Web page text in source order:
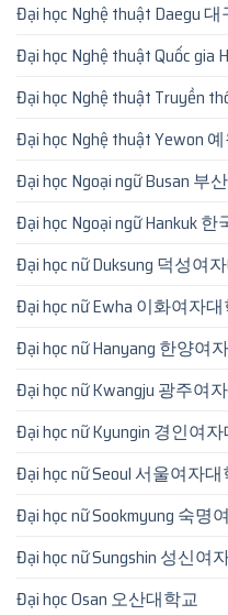
Đại học Nghệ thuật Daegu
Đại học Nghệ thuật Quốc
Đại học Nghệ thuật Truyền
Đại học Nghệ thuật Yewon
Đại học Ngoại ngữ Busan 부
Đại học Ngoại ngữ Hankuk
Đại học nữ Duksung 덕성여
Đại học nữ Ewha 이화여자
Đại học nữ Hanyang 한양여
Đại học nữ Kwangju 광주여
Đại học nữ Kyungin 경인여
Đại học nữ Seoul 서울여자
Đại học nữ Sookmyung 숙명
Đại học nữ Sungshin 성신여
Đại học Osan 오산대학교